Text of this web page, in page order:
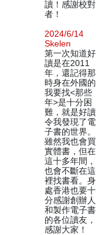
讀！感謝校對
者！
2024/6/14
Skelen
第一次知道好
讀是在2011
年，還記得那
時身在外國的
我要找<那些
年>是十分困
難，就是好讀
令我發現了電
子書的世界。
雖然我也會買
實體書，但在
這十多年間，
也會不斷在這
裡找書看。身
處香港也要十
分感謝創辦人
和製作電子書
的各位讀友，
感謝大家！